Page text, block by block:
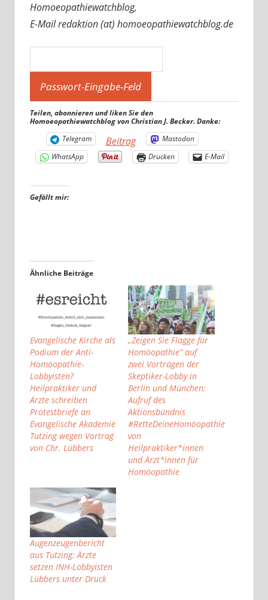
Homoeopathiewatchblog,
E-Mail redaktion (at) homoeopathiewatchblog.de
Teilen, abonnieren und liken Sie den
Homoeopathiewatchblog von Christian J. Becker. Danke:
Telegram
Beitrag
Mastodon
WhatsApp
Drucken E-Mail
Gefällt mir:
Ähnliche Beiträge
Evangelische Kirche als
Podium der Anti-
Homöopathie-
Lobbyisten?
Heilpraktiker und
Ärzte schreiben
Protestbriefe an
Evangelische Akademie
Tutzing wegen Vortrag
von Chr. Lübbers
„Zeigen Sie Flagge für
Homöopathie“ auf
zwei Vorträgen der
Skeptiker-Lobby in
Berlin und München:
Aufruf des
Aktionsbündnis
#RetteDeineHomöopathie
von
Heilpraktiker*innen
und Ärzt*innen für
Homöopathie
Augenzeugenbericht
aus Tutzing: Ärzte
setzen INH-Lobbyisten
Lübbers unter Druck